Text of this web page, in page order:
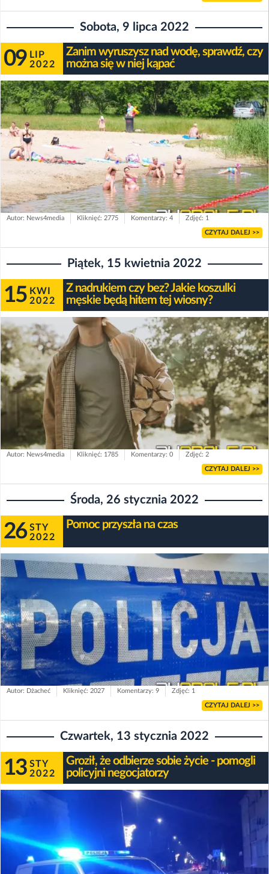
Sobota, 9 lipca 2022
09 LIP
2022
Zanim wyruszysz nad wodę, sprawdź, czy
można się w niej kąpać
Autor: News4media Kliknięć: 2775 Komentarzy: 4 Zdjęć: 1
CZYTAJ DALEJ >>
Piątek, 15 kwietnia 2022
15 KWI
2022
Z nadrukiem czy bez? Jakie koszulki
męskie będą hitem tej wiosny?
Autor: News4media Kliknięć: 1785 Komentarzy: 0 Zdjęć: 2
CZYTAJ DALEJ >>
Środa, 26 stycznia 2022
26 STY
2022
Pomoc przyszła na czas
Autor: Dżacheć Kliknięć: 2027 Komentarzy: 9 Zdjęć: 1
CZYTAJ DALEJ >>
Czwartek, 13 stycznia 2022
13 STY
2022
Groził, że odbierze sobie życie - pomogli
policyjni negocjatorzy